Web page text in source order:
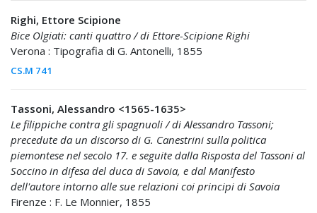
Righi, Ettore Scipione
Bice Olgiati: canti quattro / di Ettore-Scipione Righi
Verona : Tipografia di G. Antonelli, 1855
CS.M 741
Tassoni, Alessandro <1565-1635>
Le filippiche contra gli spagnuoli / di Alessandro Tassoni;
precedute da un discorso di G. Canestrini sulla politica
piemontese nel secolo 17. e seguite dalla Risposta del Tassoni al
Soccino in difesa del duca di Savoia, e dal Manifesto
dell'autore intorno alle sue relazioni coi principi di Savoia
Firenze : F. Le Monnier, 1855